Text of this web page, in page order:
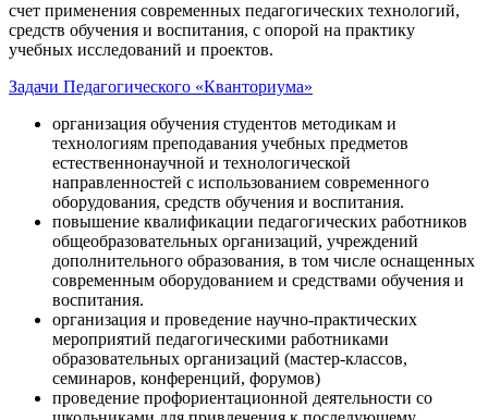
счет применения современных педагогических технологий,
средств обучения и воспитания, с опорой на практику
учебных исследований и проектов.
Задачи Педагогического «Кванториума»
организация обучения студентов методикам и
технологиям преподавания учебных предметов
естественнонаучной и технологической
направленностей с использованием современного
оборудования, средств обучения и воспитания.
повышение квалификации педагогических работников
общеобразовательных организаций, учреждений
дополнительного образования, в том числе оснащенных
современным оборудованием и средствами обучения и
воспитания.
организация и проведение научно-практических
мероприятий педагогическими работниками
образовательных организаций (мастер-классов,
семинаров, конференций, форумов)
проведение профориентационной деятельности со